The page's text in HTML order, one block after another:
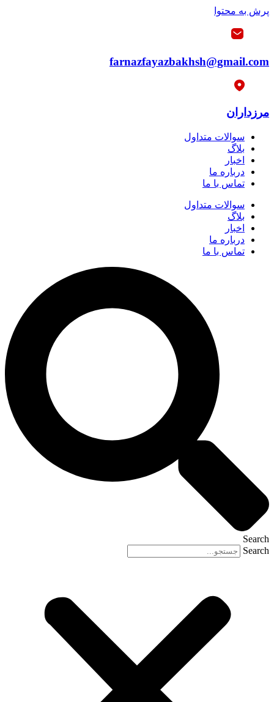
پرش به محتوا
farnazfayazbakhsh@gmail.com
مرزداران
سوالات متداول
بلاگ
اخبار
درباره ما
تماس با ما
سوالات متداول
بلاگ
اخبار
درباره ما
تماس با ما
Search
Search